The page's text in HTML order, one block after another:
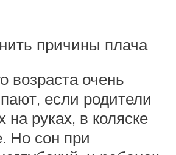
причины плача
возраста очень
если родители
на руках, в коляске
Но сон при